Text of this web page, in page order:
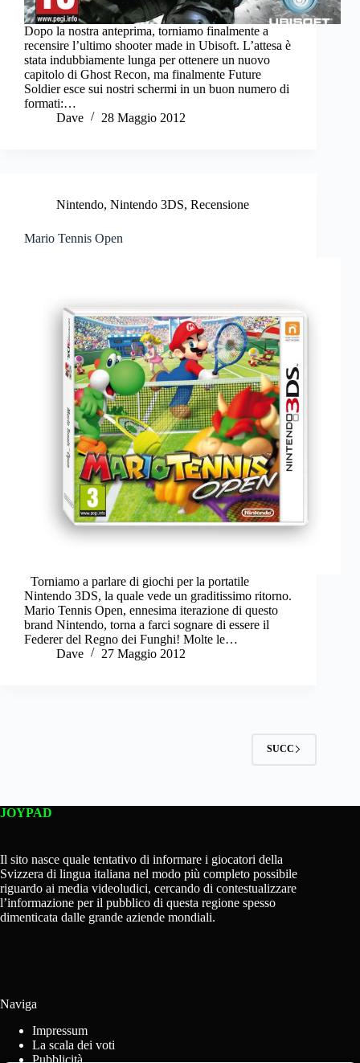
Dopo la nostra anteprima, torniamo finalmente a
recensire l’ultimo shooter made in Ubisoft. L’attesa è
stata indubbiamente lunga per ottenere un nuovo
capitolo di Ghost Recon, ma finalmente Future
Soldier esce sui nostri schermi in un buon numero di
formati:…
Dave
28 Maggio 2012
Nintendo, Nintendo 3DS, Recensione
Mario Tennis Open
Torniamo a parlare di giochi per la portatile
Nintendo 3DS, la quale vede un graditissimo ritorno.
Mario Tennis Open, ennesima iterazione di questo
brand Nintendo, torna a farci sognare di essere il
Federer del Regno dei Funghi! Molte le…
Dave
27 Maggio 2012
SUCC
JOYPAD
Il sito nasce quale tentativo di informare i giocatori della
Svizzera di lingua italiana nel modo più completo possibile
riguardo ai media videoludici, cercando di contestualizzare
l’informazione per il pubblico di questa regione spesso
dimenticata dalle grande aziende mondiali.
Naviga
Impressum
La scala dei voti
Pubblicità